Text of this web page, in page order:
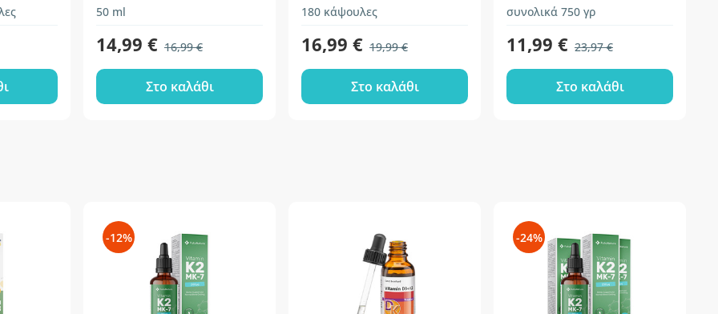
50 ml
14,99 € 16,99 €
Στο καλάθι
180 κάψουλες
16,99 € 19,99 €
Στο καλάθι
συνολικά 750 γρ
11,99 € 23,97 €
Στο καλάθι
-12% -24%